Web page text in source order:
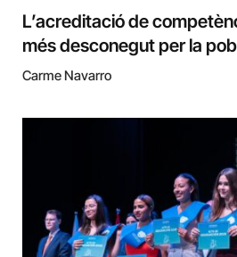
L’acreditació de
més desconegut per la
Carme Navarro